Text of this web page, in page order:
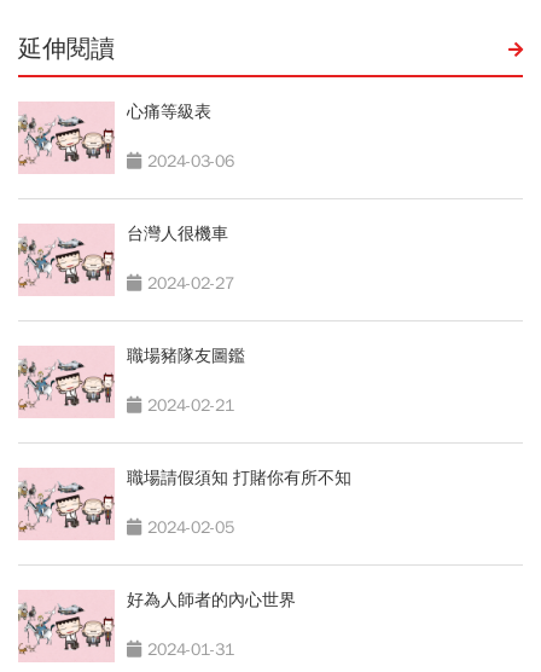
延伸閱讀
心痛等級表
2024-03-06
台灣人很機車
2024-02-27
職場豬隊友圖鑑
2024-02-21
職場請假須知 打賭你有所不知
2024-02-05
好為人師者的內心世界
2024-01-31